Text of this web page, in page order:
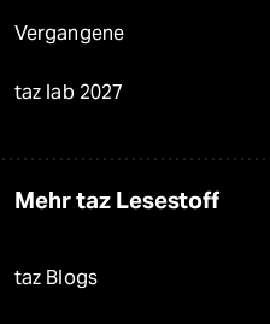
Vergangene
taz lab 2027
Mehr taz Lesestoff
taz Blogs